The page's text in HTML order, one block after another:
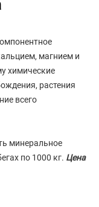
магнием и
химические
растения
всего
минеральное
по 1000 кг. Цена